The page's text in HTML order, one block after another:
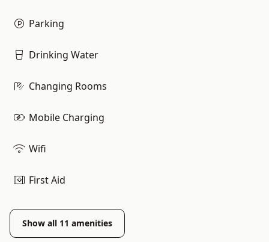
Parking
Drinking Water
Changing Rooms
Mobile Charging
Wifi
First Aid
Show all 11 amenities